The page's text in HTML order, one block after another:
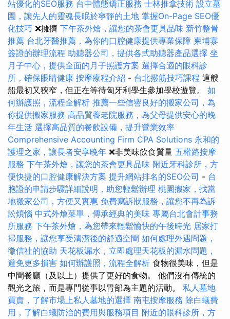
站優化的SEO服務 台中體態矯正服務 士林推拿技術 設立墓
園，讓先人的靈魂長眠於寧靜的土地 掌握On-Page SEO優
化技巧 ❌擁擠 下午茶外燴，讓您的茶會更具品味 新竹整骨
推薦 台北牙醫推薦，為你的口腔健康提供專業保障 柬埔寨
簽證的辦理流程 助聽器公司，提供各式助聽器產品選擇 坐
月子中心，提供全面的月子照護方案 選擇合適的眼科診
所，確保眼睛健康 按摩療程介紹 - 台北撥筋技巧課程 這艘
船最初又狹窄，但正在等待匈牙利學生參加學校遊覽。 如
何辦護照，流程全解析 推薦一些信譽良好的搬家公司，為
你提供搬家服務 高品質養老院服務，為父母提供安心的晚
年生活 選擇高品質的餐飲設備，提升營業效率
Comprehensive Accounting Firm CPA Solutions 永和的
護理之家，讓長者安享晚年 ❌非美味飲食質量 五權路按摩
服務 下午茶外燴，讓您的茶會更具品味 附近牙科診所，方
便快捷的口腔健康解決方案 提升網站排名的SEO公司 - 台
胞證的申請步驟詳細說明，助您輕鬆辦理 桃園搬家，找當
地搬家公司，方便又實惠 免費寫訴狀服務，讓您不再為訴
訟煩惱 中式外燴菜單，傳承經典的美味 專屬台北會計事務
所服務 下午茶外燴，為您帶來輕鬆愉快的午後時光 居家打
掃服務，讓您享受清潔後的舒適空間 如何處理外遇問題，
徵信社的協助 天花板漏水，立即處理天花板的漏水問題，
避免更多損害 如何辦護照，流程全解析 食物很美味，但是
中間餐廳（及以上）提供了更好的食物。 他們沒有傳統的
觀光之旅，而是專門從事以胃部為主題的活動。 私人墓地
買賣，了解市場上私人墓地的選擇 南屯按摩服務 除白蟻費
用，了解白蟻防治的費用與服務項目 附近的眼科診所，方